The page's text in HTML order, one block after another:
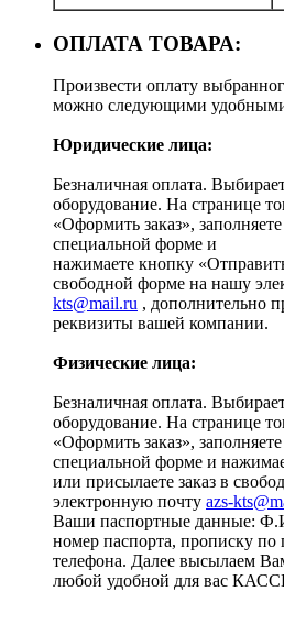
ОПЛАТА ТОВАРА:
Произвести оплату
можно следующими
Юридические лица:
Безналичная оплата.
оборудование. На странице
«Оформить заказ»,
специальной форме и
нажимаете кнопку
свободной форме на нашу
kts@mail.ru , дополнительно
реквизиты вашей компании.
Физические лица:
Безналичная оплата.
оборудование. На странице
«Оформить заказ»,
специальной форме и
или присылаете заказ в
электронную почту azs-
Ваши паспортные данные:
номер паспорта, прописку по
телефона. Далее высылаем
любой удобной для вас